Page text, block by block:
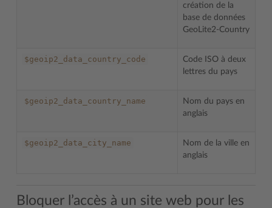
création de la
base de données
GeoLite2-Country
$geoip2_data_country_code
Code ISO à deux
lettres du pays
$geoip2_data_country_name
Nom du pays en
anglais
$geoip2_data_city_name
Nom de la ville en
anglais
Bloquer l’accès à un site web pour les